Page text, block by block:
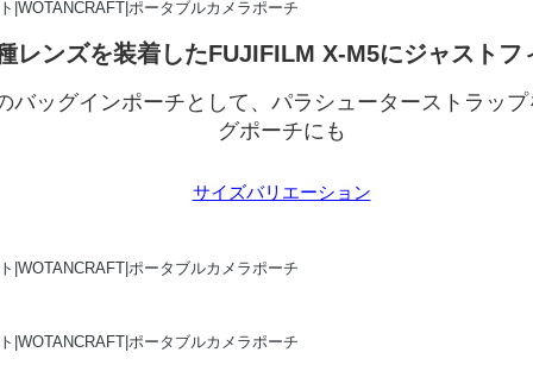
レンズを装着したFUJIFILM X-M5にジャストフ
バッグインポーチとして、パラシューターストラッ
グポーチにも
サイズバリエーション